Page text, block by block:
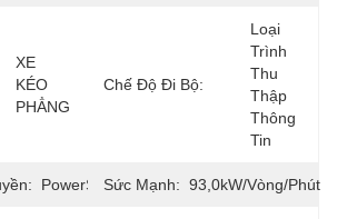
XE
KÉO
PHẲNG
Chế Độ Đi Bộ:
Loại
Trình
Thu
Thập
Thông
Tin
PowerShiftSức Mạnh: 93,0kW/vòng/phút